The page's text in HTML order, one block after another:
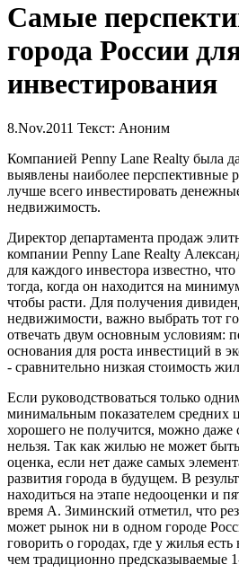
Самые
города России
инвестирования
8.Nov.2011 Текст: Аноним
Компанией Penny Lane Realty была
выявлены наиболее перспективные
лучше всего инвестировать
недвижимость.
Директор департамента продаж
компании Penny Lane Realty
для каждого инвестора известно,
тогда, когда он находится на
чтобы расти. Для получения
недвижимости, важно выбрать тот
отвечать двум основным условиям:
основания для роста инвестиций в
- сравнительно низкая стоимость
Если руководствоваться только
минимальным показателем средних
хорошего не получится, можно даже
нельзя. Так как жилью не может
оценка, если нет даже самых
развития города в будущем. В
находиться на этапе недооценки и
время А. Зиминский отметил, что
может рынок ни в одном городе
говорить о городах, где у жилья
чем традиционно предсказываемые